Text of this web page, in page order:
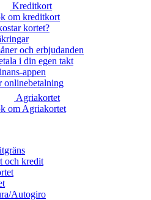
Kreditkort
om kreditkort
kortet?
och erbjudanden
i din egen takt
appen
onlinebetalning
Agriakortet
om Agriakortet
och kredit
Autogiro